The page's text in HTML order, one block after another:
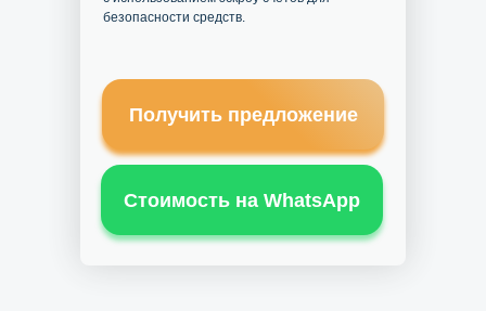
безопасности средств.
Получить предложение
Стоимость на WhatsApp